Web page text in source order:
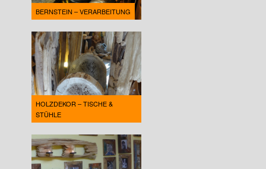
BERNSTEIN – VERARBEITUNG
HOLZDEKOR – TISCHE &
STÜHLE